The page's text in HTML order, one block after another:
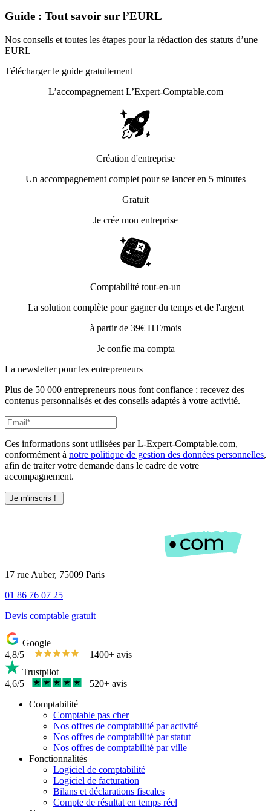
Guide : Tout savoir sur l’EURL
Nos conseils et toutes les étapes pour la rédaction des statuts d’une
EURL
Télécharger le guide gratuitement
L’accompagnement L’Expert-Comptable.com
Création d'entreprise
Un accompagnement complet pour se lancer en 5 minutes
Gratuit
Je crée mon entreprise
Comptabilité tout-en-un
La solution complète pour gagner du temps et de l'argent
à partir de 39€ HT/mois
Je confie ma compta
La newsletter pour les entrepreneurs
Plus de 50 000 entrepreneurs nous font confiance : recevez des
contenus personnalisés et des conseils adaptés à votre activité.
Ces informations sont utilisées par L-Expert-Comptable.com,
conformément à notre politique de gestion des données personnelles,
afin de traiter votre demande dans le cadre de votre
accompagnement.
17 rue Auber, 75009 Paris
01 86 76 07 25
Devis comptable gratuit
Google
4,8/5
1400+ avis
Trustpilot
4,6/5
520+ avis
Comptabilité
Comptable pas cher
Nos offres de comptabilité par activité
Nos offres de comptabilité par statut
Nos offres de comptabilité par ville
Fonctionnalités
Logiciel de comptabilité
Logiciel de facturation
Bilans et déclarations fiscales
Compte de résultat en temps réel